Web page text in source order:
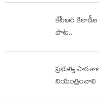
కేసీఆర్‌
పాట..
ప్రభుత్వ
నియంత్రించాలి